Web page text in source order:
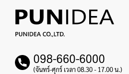
098-660-6000
(จันทร์-ศุกร์ เวลา 08.30 - 17.00 น.)